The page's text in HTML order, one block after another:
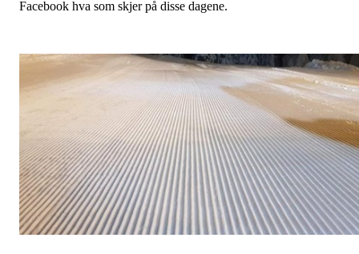
Facebook hva som skjer på disse dagene.